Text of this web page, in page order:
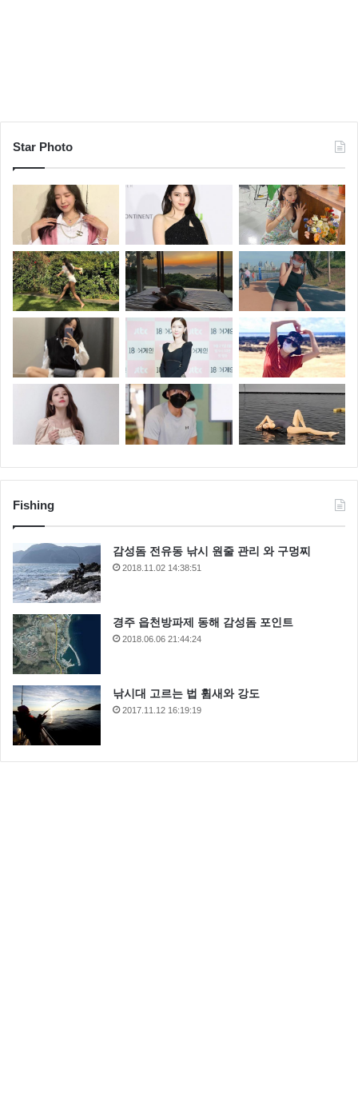
Star Photo
Fishing
감성돔 전유동 낚시 원줄 관리 와 구멍찌
2018.11.02 14:38:51
경주 읍천방파제 동해 감성돔 포인트
2018.06.06 21:44:24
낚시대 고르는 법 휨새와 강도
2017.11.12 16:19:19